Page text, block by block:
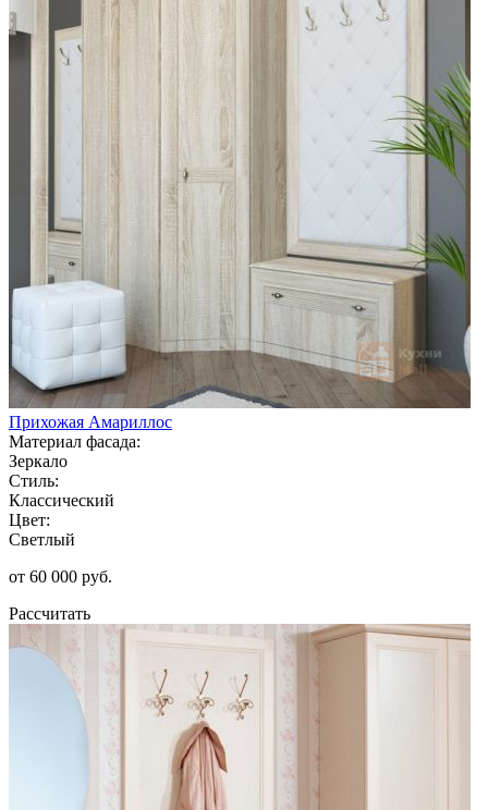
Прихожая Амариллос
Материал фасада:
Зеркало
Стиль:
Классический
Цвет:
Светлый
от 60 000 руб.
Рассчитать